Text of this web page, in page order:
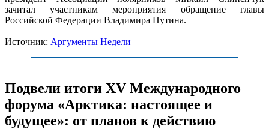
зачитал участникам мероприятия обращение главы
Российской Федерации Владимира Путина.
Источник: Аргументы Недели
Подвели итоги XV Международного
форума «Арктика: настоящее и
будущее»: от планов к действию